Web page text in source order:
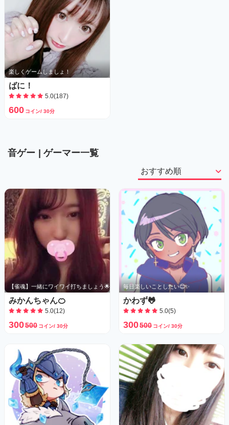
楽しくゲームしましょ！
ばに！
5.0(187)
600 コイン/ 30分
音ゲー | ゲーマー一覧
【雀魂】一緒にワイワイ打ちましょう🌟
みかんちゃん🍊
5.0(12)
300500 コイン/ 30分
毎日楽しいことしたい😊✨
かわず🐸
5.0(5)
300500 コイン/ 30分